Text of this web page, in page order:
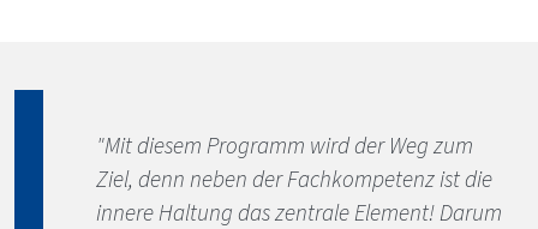
"Mit diesem Programm wird der Weg zum
Ziel, denn neben der Fachkompetenz ist die
innere Haltung das zentrale Element! Darum